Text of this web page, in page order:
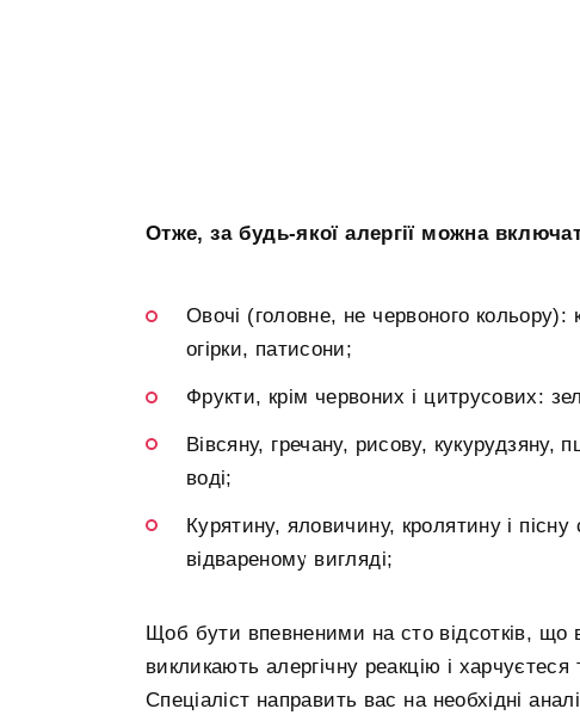
Отже, за будь-якої алергії можна
Овочі (головне, не червоного
огірки, патисони;
Фрукти, крім червоних і цитрусових:
Вівсяну, гречану, рисову, кукурудзяну,
воді;
Курятину, яловичину, кролятину і
відвареному вигляді;
Щоб бути впевненими на сто відсотків, що
викликають алергічну реакцію і
Спеціаліст направить вас на необхідні